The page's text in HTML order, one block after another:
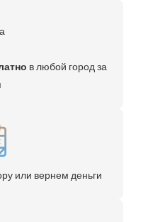
в любой город за
или вернем деньги